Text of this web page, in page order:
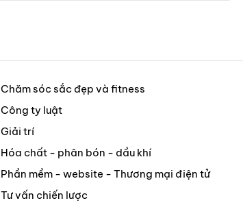
Chăm sóc sắc đẹp và fitness
Công ty luật
Giải trí
Hóa chất - phân bón - dầu khí
Phần mềm - website - Thương mại điện tử
Tư vấn chiến lược